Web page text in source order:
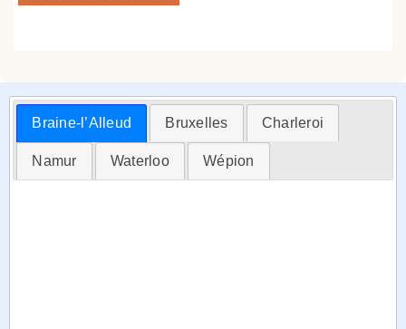
Braine-l’Alleud Bruxelles Charleroi
Namur Waterloo Wépion